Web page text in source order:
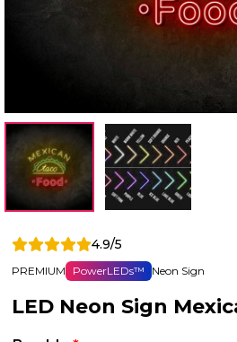
4.9/5
PREMIUM PowerLEDs™ Neon Sign
LED Neon Sign